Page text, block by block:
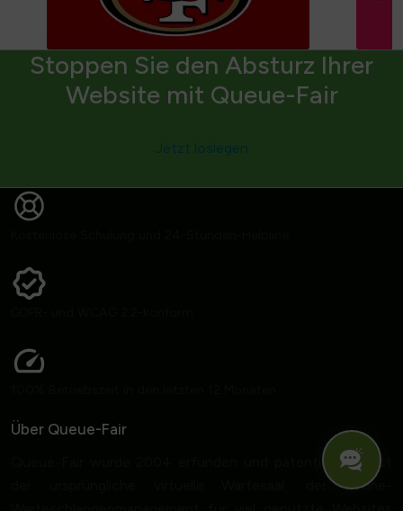
Stoppen Sie den Absturz Ihrer
Website mit Queue-Fair
Über Queue-Fair
Queue-Fair wurde 2004 erfunden und patentiert und ist
der ursprüngliche virtuelle Wartesaal, der Online-